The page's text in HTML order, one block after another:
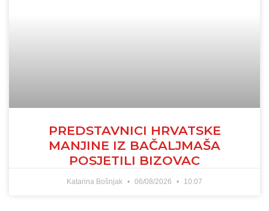
PREDSTAVNICI HRVATSKE
MANJINE IZ BAČALJMAŠA
POSJETILI BIZOVAC
Katarina Bošnjak 06/08/2026 10:07